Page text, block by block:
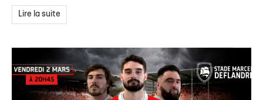
Lire la suite